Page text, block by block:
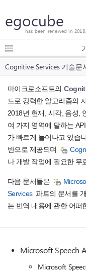
egocube
has been renewed in
Cognitive Services 기술문
마이크로소프트의
드로 강력한 알고리즘의
2018년 현재, 시각, 음성,
여 가지 영역에 달하는
가 빠르게 늘어나고 있습
반으로 제공되며
나 개발 작업에 필요한 무
다음 문서들은
Services 파트의 문서를
는 번역 내용에 관한 어떠
Microsoft Speech
Microsoft